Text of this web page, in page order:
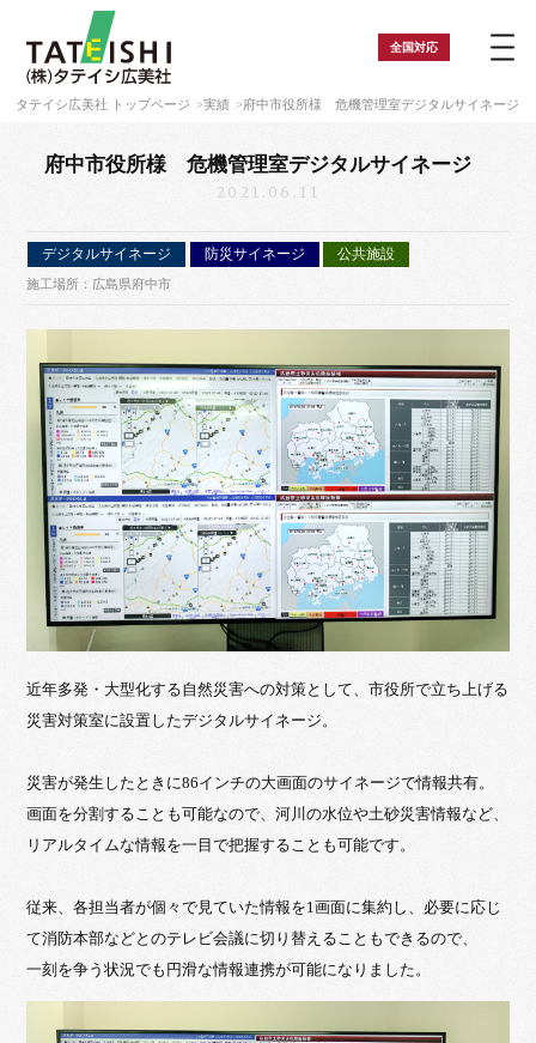
全国対応
タテイシ広美社 トップページ 実績 府中市役所様 危機管理室デジタルサイネージ
府中市役所様 危機管理室デジタルサイネージ
2021.06.11
デジタルサイネージ 防災サイネージ 公共施設
施工場所：広島県府中市
近年多発・大型化する自然災害への対策として、市役所で立ち上げる
災害対策室に設置したデジタルサイネージ。
災害が発生したときに86インチの大画面のサイネージで情報共有。
画面を分割することも可能なので、河川の水位や土砂災害情報など、
リアルタイムな情報を一目で把握することも可能です。
従来、各担当者が個々で見ていた情報を1画面に集約し、必要に応じ
て消防本部などとのテレビ会議に切り替えることもできるので、
一刻を争う状況でも円滑な情報連携が可能になりました。